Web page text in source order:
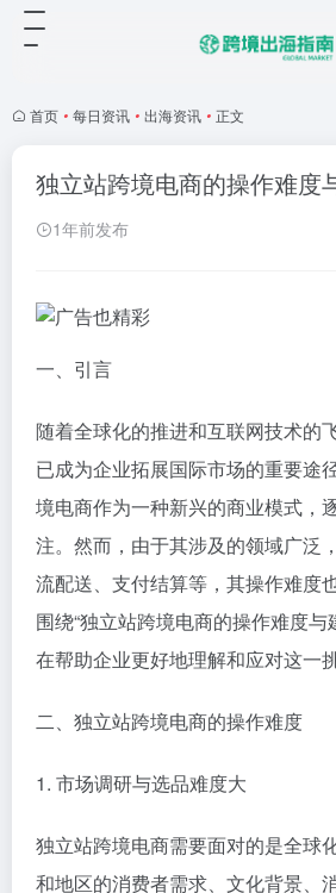
首页 • 每日资讯 • 出海资讯 • 正文
独立站跨境电商的操作难度
1年前发布
一、引言
随着全球化的推进和互联网技术的
已成为企业拓展国际市场的重要途
境电商作为一种新兴的商业模式，
注。然而，由于其涉及的领域广泛
流配送、支付结算等，其操作难度
围绕“独立站跨境电商的操作难度与
在帮助企业更好地理解和应对这一挑
二、独立站跨境电商的操作难度
1. 市场调研与选品难度大
独立站跨境电商需要面对的是全球
和地区的消费者需求、文化背景、